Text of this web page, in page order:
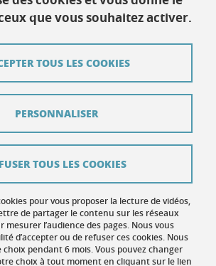
conforme
que vous souhaitez activer.
pour vous proposer la lecture de vidéos,
de partager le contenu sur les réseaux
mesurer l’audience des pages. Nous vous
d’accepter ou de refuser ces cookies. Nous
pendant 6 mois. Vous pouvez changer
choix à tout moment en cliquant sur le lien
TOUS LES COOKIES
TOUS LES COOKIES
PERSONNALISER